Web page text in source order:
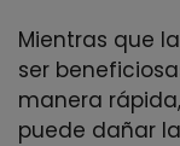
Mientras que
ser
manera
puede dañar